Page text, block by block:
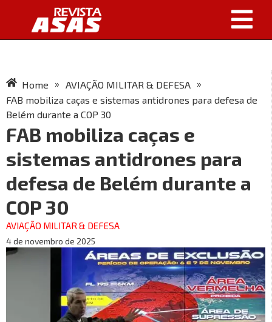
Home » AVIAÇÃO MILITAR & DEFESA »
FAB mobiliza caças e sistemas antidrones para defesa de
Belém durante a COP 30
FAB mobiliza caças e
sistemas antidrones para
defesa de Belém durante a
COP 30
AVIAÇÃO MILITAR & DEFESA
4 de novembro de 2025